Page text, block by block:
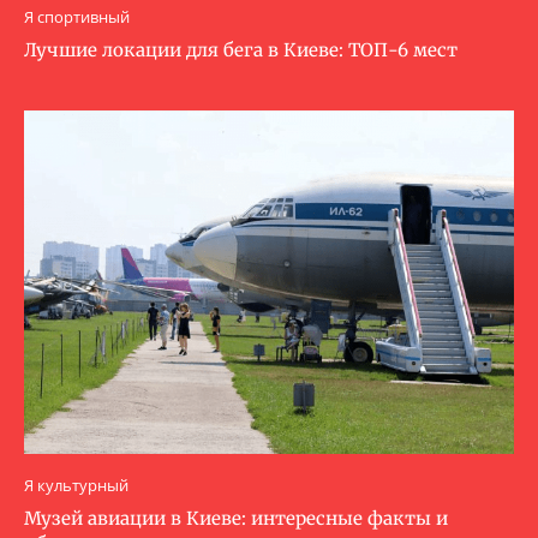
Я спортивный
Лучшие локации для бега в Киеве: ТОП-6 мест
Я культурный
Музей авиации в Киеве: интересные факты и